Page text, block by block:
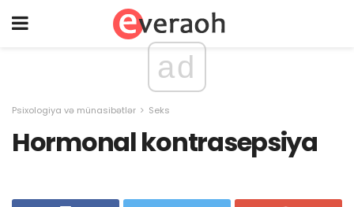
ad
Psixologiya və münasibətlər Seks
Hormonal kontrasepsiya